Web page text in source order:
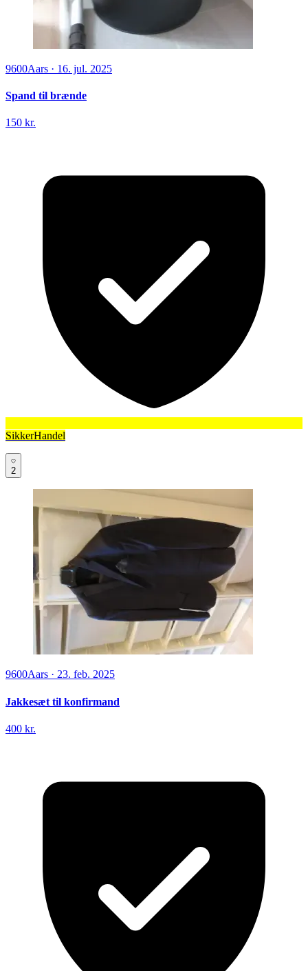
9600Aars · 16. jul. 2025
Spand til brænde
150 kr.
SikkerHandel
2
9600Aars · 23. feb. 2025
Jakkesæt til konfirmand
400 kr.